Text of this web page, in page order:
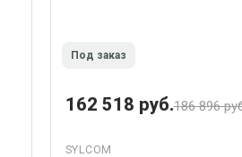
Под заказ
162 518 руб.186 896
SYLCOM